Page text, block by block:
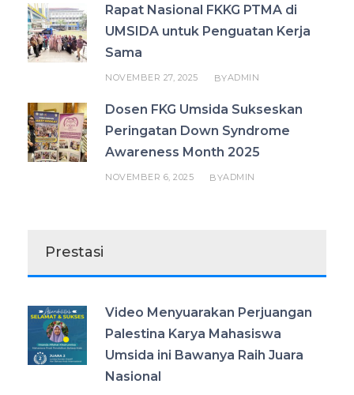
Rapat Nasional FKKG PTMA di
UMSIDA untuk Penguatan Kerja
Sama
NOVEMBER 27, 2025 BYADMIN
Dosen FKG Umsida Sukseskan
Peringatan Down Syndrome
Awareness Month 2025
NOVEMBER 6, 2025 BYADMIN
Prestasi
Video Menyuarakan Perjuangan
Palestina Karya Mahasiswa
Umsida ini Bawanya Raih Juara
Nasional